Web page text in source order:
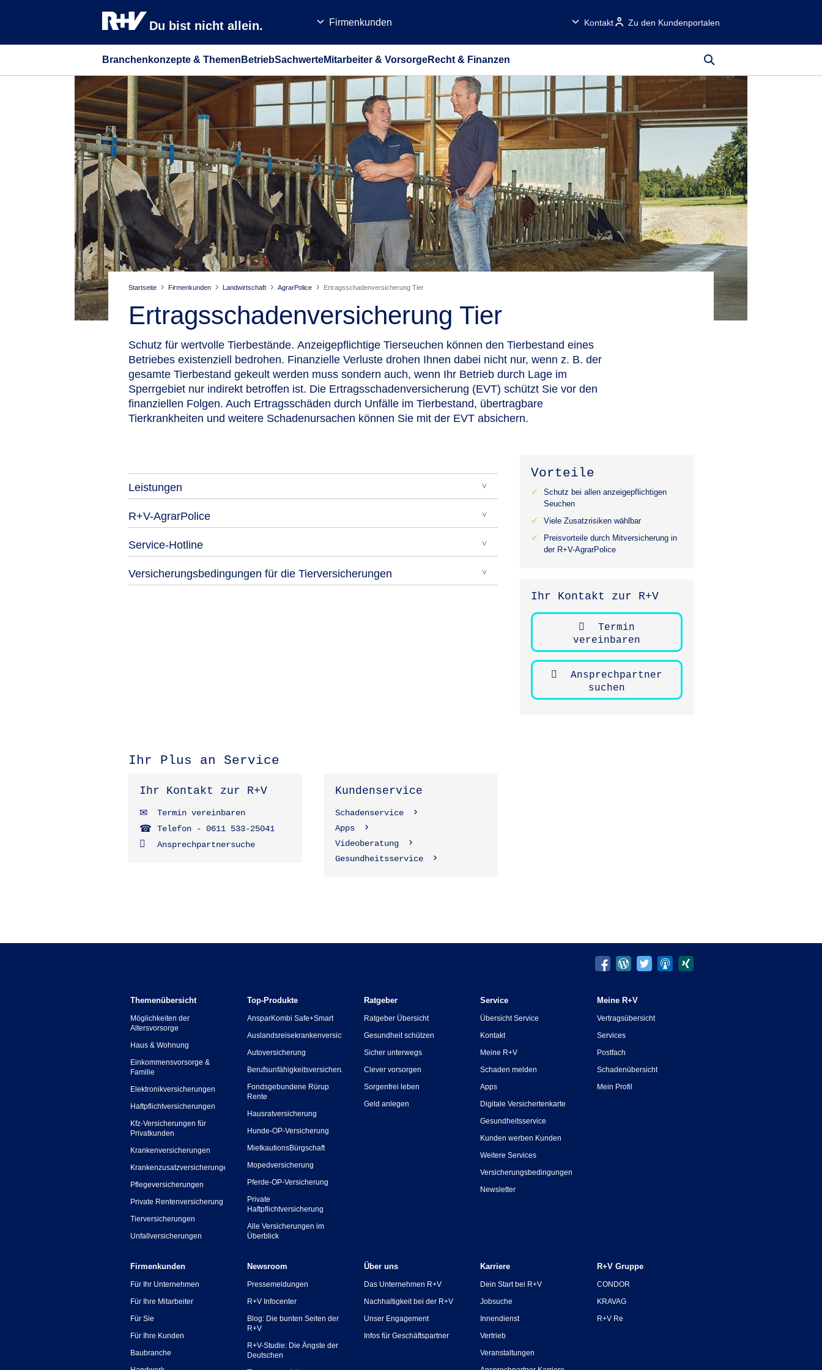
Du bist nicht allein. Firmenkunden Kontakt Zu den Kundenportalen
Branchenkonzepte & Themen BetriebSachwerteMitarbeiter & VorsorgeRecht & Finanzen
Startseite Firmenkunden Landwirtschaft AgrarPolice Ertragsschadenversicherung Tier
Ertragsschadenversicherung Tier
Schutz für wertvolle Tierbestände. Anzeigepflichtige Tierseuchen können den Tierbestand eines
Betriebes existenziell bedrohen. Finanzielle Verluste drohen Ihnen dabei nicht nur, wenn z. B. der
gesamte Tierbestand gekeult werden muss sondern auch, wenn Ihr Betrieb durch Lage im
Sperrgebiet nur indirekt betroffen ist. Die Ertragsschadenversicherung (EVT) schützt Sie vor den
finanziellen Folgen. Auch Ertragsschäden durch Unfälle im Tierbestand, übertragbare
Tierkrankheiten und weitere Schadenursachen können Sie mit der EVT absichern.
Leistungen
R+V-AgrarPolice
Service-Hotline
Versicherungsbedingungen für die Tierversicherungen
Vorteile
Schutz bei allen anzeigepflichtigen
Seuchen
Viele Zusatzrisiken wählbar
Preisvorteile durch Mitversicherung in
der R+V-AgrarPolice
Ihr Kontakt zur R+V
Termin
vereinbaren
Ansprechpartner
suchen
Ihr Plus an Service
Ihr Kontakt zur R+V
Termin vereinbaren
Telefon - 0611 533-25041
Ansprechpartnersuche
Kundenservice
Schadenservice
Apps
Videoberatung
Gesundheitsservice
Themenübersicht
Möglichkeiten der
Altersvorsorge
Haus & Wohnung
Einkommensvorsorge &
Familie
Elektronikversicherungen
Haftpflichtversicherungen
Kfz-Versicherungen für
Privatkunden
Krankenversicherungen
Krankenzusatzversicherungen
Pflegeversicherungen
Private Rentenversicherung
Tierversicherungen
Unfallversicherungen
Top-Produkte
AnsparKombi Safe+Smart
Auslandsreisekrankenversicherung
Autoversicherung
Berufsunfähigkeitsversicherung
Fondsgebundene Rürup
Rente
Hausratversicherung
Hunde-OP-Versicherung
MietkautionsBürgschaft
Mopedversicherung
Pferde-OP-Versicherung
Private
Haftpflichtversicherung
Alle Versicherungen im
Überblick
Ratgeber
Ratgeber Übersicht
Gesundheit schützen
Sicher unterwegs
Clever vorsorgen
Sorgenfrei leben
Geld anlegen
Service
Übersicht Service
Kontakt
Meine R+V
Schaden melden
Apps
Digitale Versichertenkarte
Gesundheitsservice
Kunden werben Kunden
Weitere Services
Versicherungsbedingungen
Newsletter
Meine R+V
Vertragsübersicht
Services
Postfach
Schadenübersicht
Mein Profil
Firmenkunden
Für Ihr Unternehmen
Für Ihre Mitarbeiter
Für Sie
Für Ihre Kunden
Baubranche
Newsroom
Pressemeldungen
R+V Infocenter
Blog: Die bunten Seiten der
R+V
R+V-Studie: Die Ängste der
Deutschen
Über uns
Das Unternehmen R+V
Nachhaltigkeit bei der R+V
Unser Engagement
Infos für Geschäftspartner
Karriere
Dein Start bei R+V
Jobsuche
Innendienst
Vertrieb
Veranstaltungen
R+V Gruppe
CONDOR
KRAVAG
R+V Re